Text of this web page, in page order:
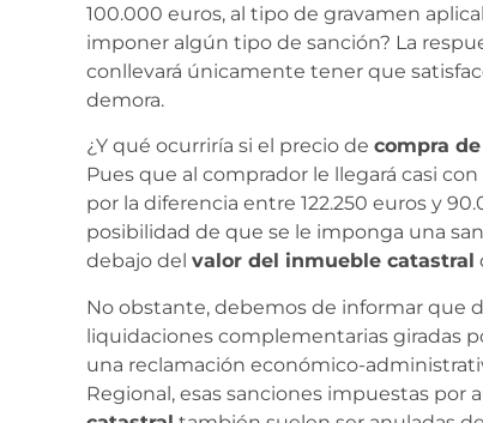
100.000 euros, al tipo de gravamen
imponer algún tipo de sanción? La
conllevará únicamente tener que
demora.
¿Y qué ocurriría si el precio de compra
Pues que al comprador le llegará casi
por la diferencia entre 122.250 euros y
posibilidad de que se le imponga una
debajo del valor del inmueble catastral
No obstante, debemos de informar que
liquidaciones complementarias giradas
una reclamación económico-
Regional, esas sanciones impuestas por